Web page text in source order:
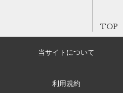
TOP
当サイトについて
利用規約